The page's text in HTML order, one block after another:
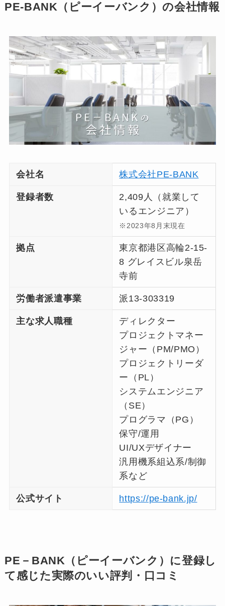
PE-BANK（ピーイーバンク）の会社情報
会社名 株式会社PE-BANK
登録者数
2,409人（就業して
いるエンジニア）
※2023年8月末現在
拠点
東京都港区高輪2-15-
8 グレイスビル泉岳
寺前
労働者派遣事業 派13-303319
主な求人職種
ディレクター
プロジェクトマネー
ジャー（PM/PMO）
プロジェクトリーダ
ー（PL）
システムエンジニア
（SE）
プログラマ（PG）
保守/運用
UI/UXデザイナー
汎用機系組込系/制御
系など
公式サイト https://pe-bank.jp/
PE－BANK（ピーイーバンク）に登録し
て感じた実際のいい評判・口コミ